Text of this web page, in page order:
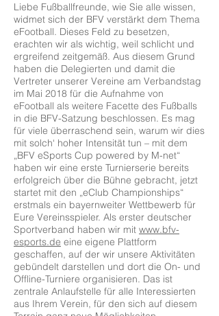
Liebe Fußballfreunde, wie Sie alle wissen,
widmet sich der BFV verstärkt dem Thema
eFootball. Dieses Feld zu besetzen,
erachten wir als wichtig, weil schlicht und
ergreifend zeitgemäß. Aus diesem Grund
haben die Delegierten und damit die
Vertreter unserer Vereine am Verbandstag
im Mai 2018 für die Aufnahme von
eFootball als weitere Facette des Fußballs
in die BFV-Satzung beschlossen. Es mag
für viele überraschend sein, warum wir dies
mit solch‘ hoher Intensität tun – mit dem
„BFV eSports Cup powered by M-net“
haben wir eine erste Turnierserie bereits
erfolgreich über die Bühne gebracht, jetzt
startet mit den „eClub Championships“
erstmals ein bayernweiter Wettbewerb für
Eure Vereinsspieler. Als erster deutscher
Sportverband haben wir mit www.bfv-
esports.de eine eigene Plattform
geschaffen, auf der wir unsere Aktivitäten
gebündelt darstellen und dort die On- und
Offline-Turniere organisieren. Das ist
zentrale Anlaufstelle für alle Interessierten
aus Ihrem Verein, für den sich auf diesem